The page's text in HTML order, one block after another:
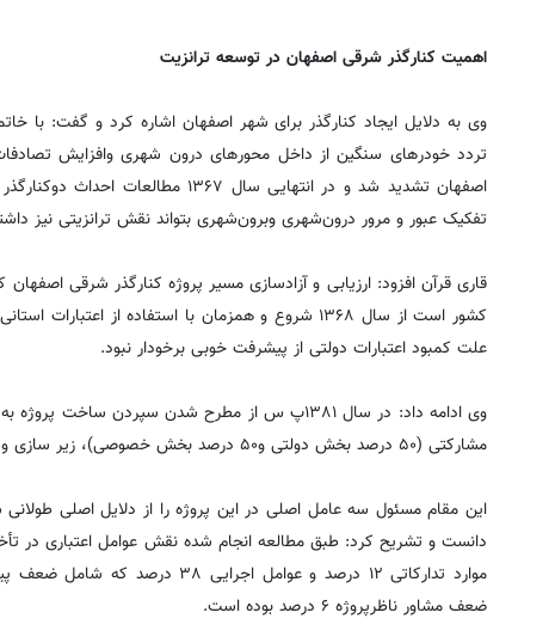
اهمیت کنارگذر شرقی اصفهان در توسعه ترانزیت
وی به دلایل ایجاد کنارگذر برای شهر اصفهان اشاره کرد و گفت: با
تردد خودرهای سنگین از داخل محورهای درون شهری وافزایش
اصفهان تشدید شد و در انتهایی سال
تفکیک عبور و مرور درون‌شهری وبرون‌شهری بتواند نقش ترانزیتی نیز
قاری قرآن افزود: ارزیابی و آزادسازی مسیر پروژه کنارگذر شرقی
کشور است از سال ۱۳۶۸ شروع و همزمان با استفاده از
علت کمبود اعتبارات دولتی از پیشرفت خوبی برخودار نبود.
وی ادامه داد: در سال ۱۳۸۱پ س از مطرح شدن سپردن
مشارکتی (۵۰ درصد بخش دولتی و۵۰ درصد بخش خصوصی)، زیر سازی و خاکریزی قسمت‌هایی از مسیر به انجام رسید.
ضعف مشاور ناظرپروژه ۶ درصد بوده است.